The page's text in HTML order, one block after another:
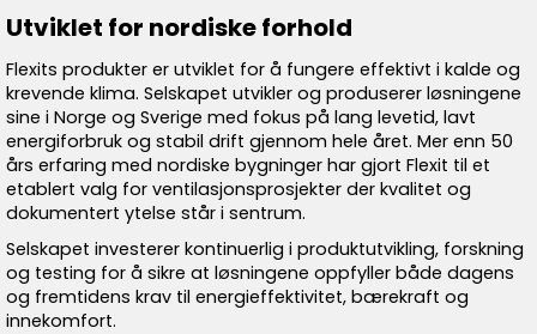
Utviklet for nordiske forhold
Flexits produkter er utviklet for å fungere effektivt i kalde og
krevende klima. Selskapet utvikler og produserer løsningene
sine i Norge og Sverige med fokus på lang levetid, lavt
energiforbruk og stabil drift gjennom hele året. Mer enn 50
års erfaring med nordiske bygninger har gjort Flexit til et
etablert valg for ventilasjonsprosjekter der kvalitet og
dokumentert ytelse står i sentrum.
Selskapet investerer kontinuerlig i produktutvikling, forskning
og testing for å sikre at løsningene oppfyller både dagens
og fremtidens krav til energieffektivitet, bærekraft og
innekomfort.